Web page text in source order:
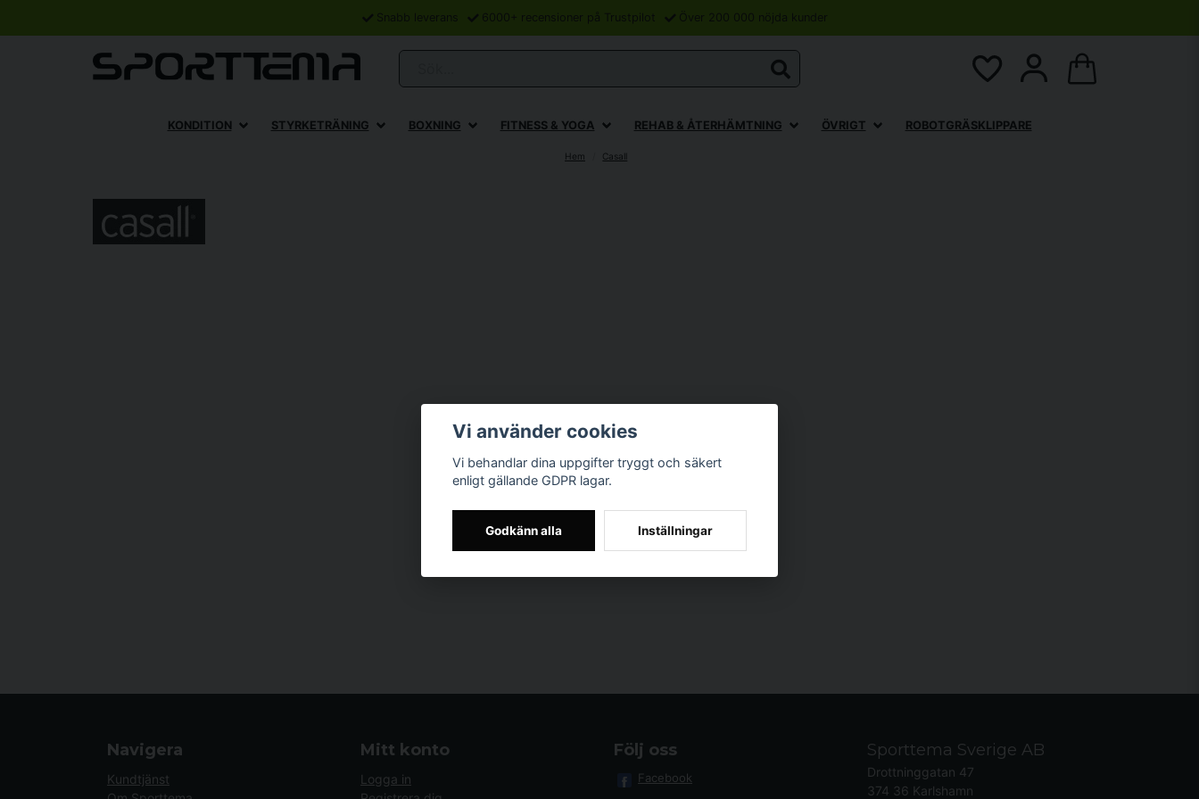
Snabb leverans 6000+ recensioner på Trustpilot Över 200 000 nöjda kunder
KONDITION STYRKETRÄNING BOXNING FITNESS & YOGA REHAB & ÅTERHÄMTNING ÖVRIGT ROBOTGRÄSKLIPPARE
Hem Casall
Navigera
Kundtjänst
Mitt konto
Logga in
Följ oss
Facebook
Sporttema Sverige AB
Drottninggatan 47
374 36 Karlshamn
Vi använder cookies
Vi behandlar dina uppgifter tryggt och säkert
enligt gällande GDPR lagar.
Godkänn alla Inställningar